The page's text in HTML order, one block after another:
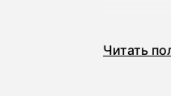
Почему
Читать